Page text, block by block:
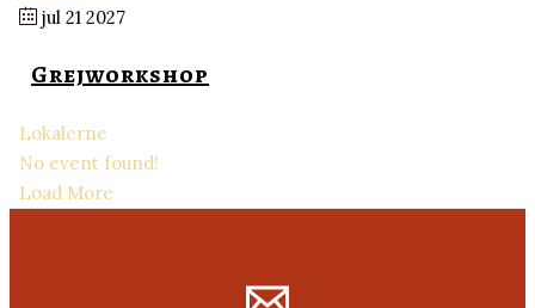
jul 21 2027
Grejworkshop
Lokalerne
No event found!
Load More